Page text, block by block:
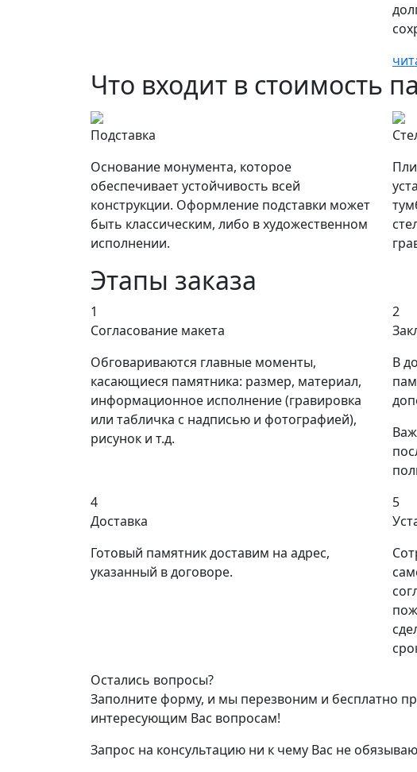
Что входит в стоимость
Подставка
Основание монумента, которое
обеспечивает устойчивость всей
конструкции. Оформление подставки может
быть классическим, либо в художественном
исполнении.
Этапы заказа
1
Согласование макета
Обговариваются главные моменты,
касающиеся памятника: размер, материал,
информационное исполнение (гравировка
или табличка с надписью и фотографией),
рисунок и т.д.
2
В
4
Доставка
Готовый памятник доставим на адрес,
указанный в договоре.
5
Остались вопросы?
Заполните форму, и мы перезвоним и бесплатно
интересующим Вас вопросам!
Запрос на консультацию ни к чему Вас не